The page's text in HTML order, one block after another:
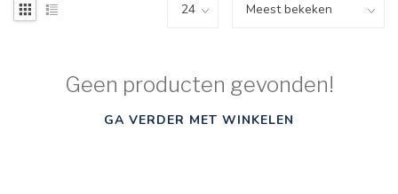
Geen producten gevonden!
GA VERDER MET WINKELEN